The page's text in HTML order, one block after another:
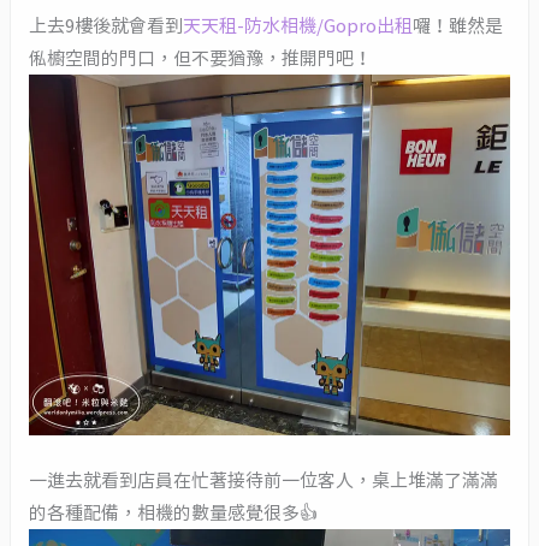
上去9樓後就會看到 天天租-防水相機/Gopro出租 囉！雖然是
俬櫥空間的門口，但不要猶豫，推開門吧！
一進去就看到店員在忙著接待前一位客人，桌上堆滿了滿滿
的各種配備，相機的數量感覺很多👍